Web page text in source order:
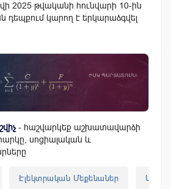
2025 թվականի հունվարի 10-ին
դեպքում կարող է երկարաձգվել
- հաշվարկեք աշխատավարձի
սոցիալական և
Էլեկտրական Մեքենաներ